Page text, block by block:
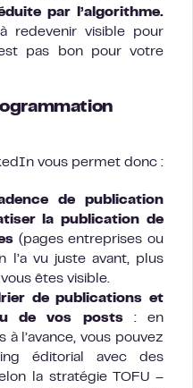
par l’algorithme.
redevenir visible pour
pas bon pour votre
vous permet donc :
de publication
la publication de
(pages entreprises ou
l’a vu juste avant, plus
êtes visible.
de publications et
de vos posts: en
l’avance, vous pouvez
éditorial avec des
la stratégie TOFU –